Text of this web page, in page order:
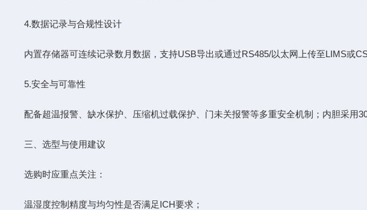
4.数据记录与合规性设计
内置存储器可连续记录数月数据，支持USB导出或通过RS485/以太网上传至LIMS或
5.安全与可靠性
配备超温报警、缺水保护、压缩机过载保护、门未关报警等多重安全机制；内胆采用
三、选型与使用建议
选购时应重点关注：
温湿度控制精度与均匀性是否满足ICH要求；